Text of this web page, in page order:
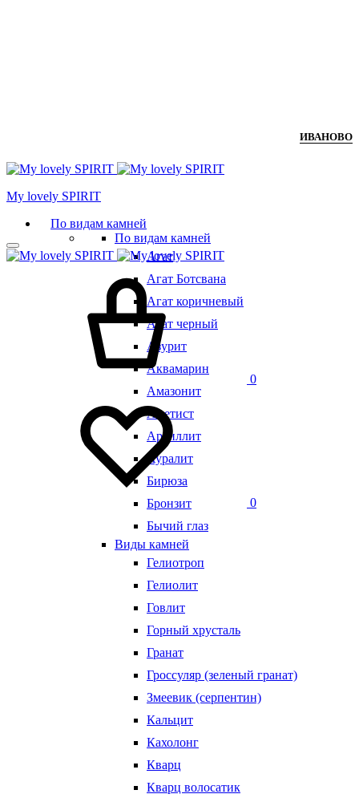
ИВАНОВО
Мy lovely SPIRIT
По видам камней
По видам камней
Агат
Агат Ботсвана
Агат коричневый
Агат черный
Азурит
Аквамарин
Амазонит
Аметист
Аргиллит
Ауралит
Бирюза
Бронзит
Бычий глаз
Виды камней
Гелиотроп
Гелиолит
Говлит
Горный хрусталь
Гранат
Гроссуляр (зеленый гранат)
Змеевик (серпентин)
Кальцит
Кахолонг
Кварц
Кварц волосатик
0
0